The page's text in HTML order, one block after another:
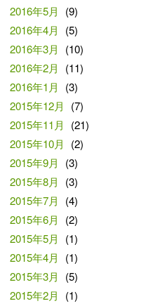
2016年5月
(9)
2016年4月
(5)
2016年3月
(10)
2016年2月
(11)
2016年1月
(3)
2015年12月
(7)
2015年11月
(21)
2015年10月
(2)
2015年9月
(3)
2015年8月
(3)
2015年7月
(4)
2015年6月
(2)
2015年5月
(1)
2015年4月
(1)
2015年3月
(5)
2015年2月
(1)